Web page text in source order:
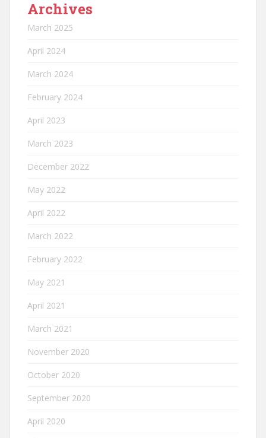
Archives
March 2025
April 2024
March 2024
February 2024
April 2023
March 2023
December 2022
May 2022
April 2022
March 2022
February 2022
May 2021
April 2021
March 2021
November 2020
October 2020
September 2020
April 2020